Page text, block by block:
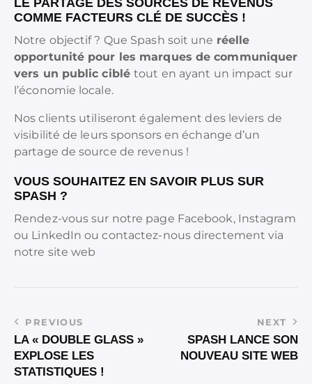
LE PARTAGE DES SOURCES DE REVENUS
COMME FACTEURS CLÉ DE SUCCÈS !
Notre objectif ? Que Spash soit une réelle
opportunité pour les marques de communiquer
vers un public ciblétout en ayant un impact sur
l’économie locale.
Nos clients utiliseront également des leviers de
visibilité de leurs sponsors en échange d’un
partage de source de revenus !
VOUS SOUHAITEZ EN SAVOIR PLUS SUR
SPASH ?
Rendez-vous sur notre page Facebook, Instagram
ou LinkedIn ou contactez-nous directement via
notre site web
PREVIOUS
LA « DOUBLE GLASS »
EXPLOSE LES
STATISTIQUES !
NEXT
SPASH LANCE SON
NOUVEAU SITE WEB